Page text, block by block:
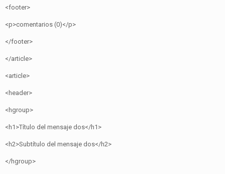
<footer>
<p>comentarios (0)</p>
</footer>
</article>
<article>
<header>
<hgroup>
<h1>Título del mensaje dos</h1>
<h2>Subtítulo del mensaje dos</h2>
</hgroup>